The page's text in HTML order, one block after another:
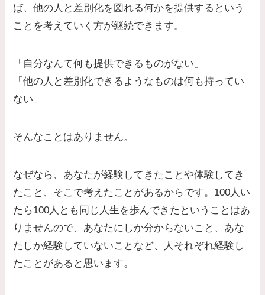
ば、他の人と差別化を図れる何かを提供するという
ことを考えていく方が継続できます。
「自分なんて何も提供できるものがない」
「他の人と差別化できるようなものは何も持ってい
ない」
そんなことはありません。
なぜなら、あなたが経験してきたことや体験してき
たこと、そこで考えたことがあるからです。100人い
たら100人とも同じ人生を歩んできたということはあ
りませんので、あなたにしか分からないこと、あな
たしか経験していないことなど、人それぞれ経験し
たことがあると思います。